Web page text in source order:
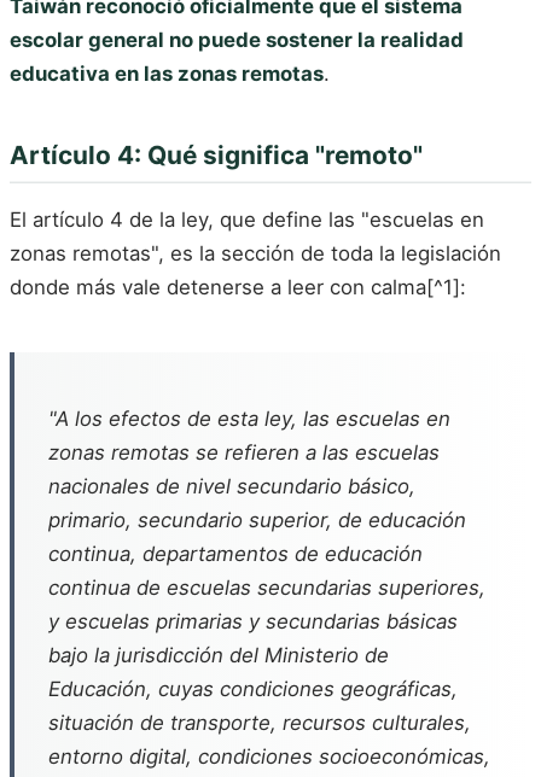
Taiwán reconoció oficialmente que el sistema
escolar general no puede sostener la realidad
educativa en las zonas remotas.
Artículo 4: Qué significa "remoto"
El artículo 4 de la ley, que define las "escuelas en
zonas remotas", es la sección de toda la legislación
donde más vale detenerse a leer con calma[^1]:
"A los efectos de esta ley, las escuelas en
zonas remotas se refieren a las escuelas
nacionales de nivel secundario básico,
primario, secundario superior, de educación
continua, departamentos de educación
continua de escuelas secundarias superiores,
y escuelas primarias y secundarias básicas
bajo la jurisdicción del Ministerio de
Educación, cuyas condiciones geográficas,
situación de transporte, recursos culturales,
entorno digital, condiciones socioeconómicas,